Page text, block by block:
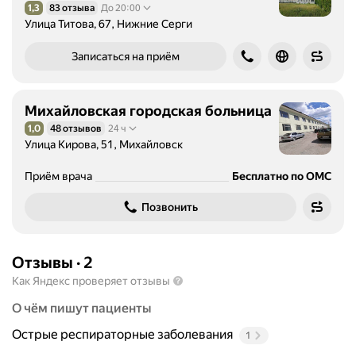
Рейтинг 1,3 из 5
1,3 83 отзыва До 20:00
Улица Титова, 67, Нижние Серги
Записаться на приём
Михайловская городская больница
Рейтинг 1,0 из 5
1,0 48 отзывов 24 ч
Улица Кирова, 51, Михайловск
Приём врача Бесплатно по ОМС
Позвонить
Отзывы · 2
Как Яндекс проверяет отзывы
О чём пишут пациенты
Острые респираторные заболевания
1